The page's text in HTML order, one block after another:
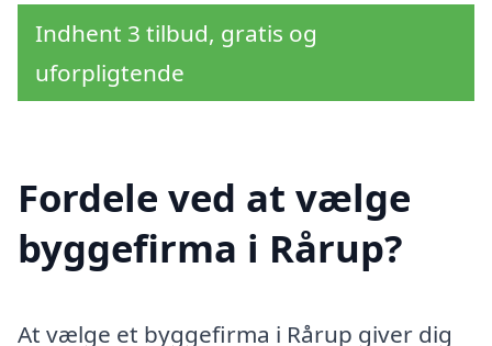
Indhent 3 tilbud, gratis og
uforpligtende
Fordele ved at vælge
byggefirma i Rårup?
At vælge et byggefirma i Rårup giver dig